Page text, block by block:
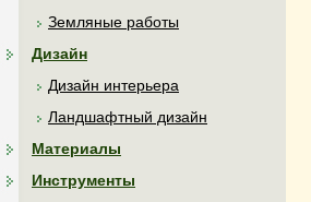
Земляные работы
Дизайн
Дизайн интерьера
Ландшафтный дизайн
Материалы
Инструменты